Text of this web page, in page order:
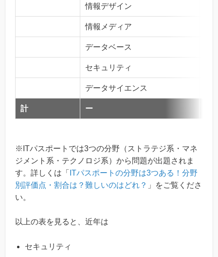
情報デザイン
情報メディア
データベース
セキュリティ
データサイエンス
計 ー
※ITパスポートでは3つの分野（ストラテジ系・マネ
ジメント系・テクノロジ系）から問題が出題されま
す。詳しくは「 ITパスポートの分野は3つある！分野
別評価点・割合は？難しいのはどれ？ 」をご覧くださ
い。
以上の表を見ると、近年は
セキュリティ